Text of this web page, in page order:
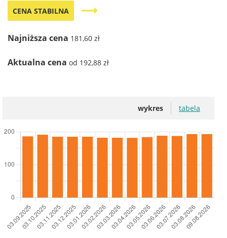
CENA STABILNA trending_flat
Najniższa cena 181,60 zł
Aktualna cena od 192,88 zł
wykres tabela